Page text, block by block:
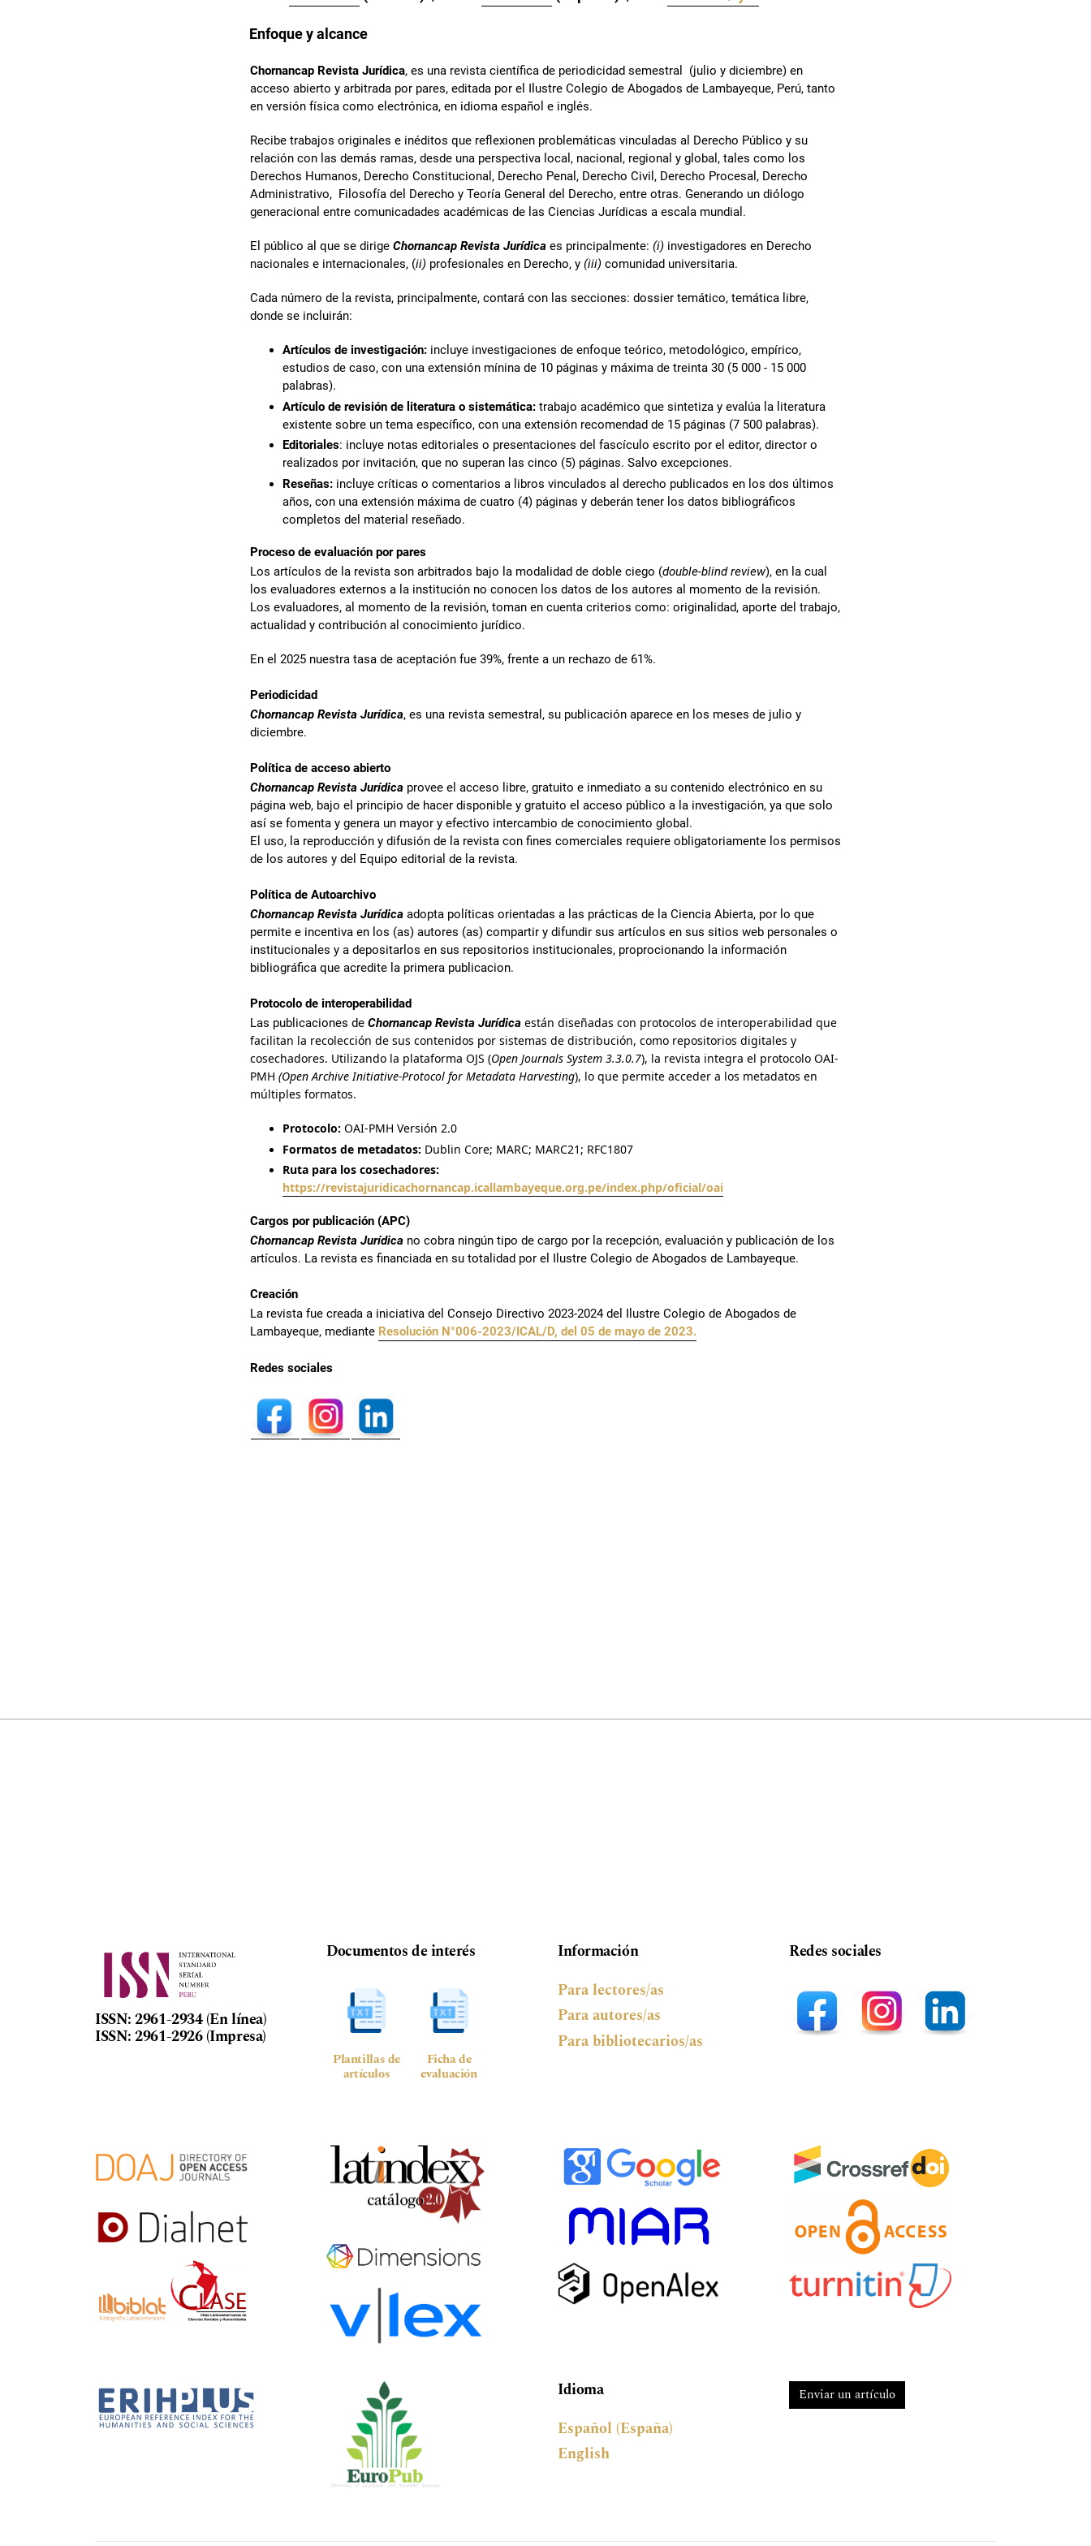
Enfoque y alcance
Chornancap Revista Jurídica, es una revista científica de periodicidad semestral (julio y diciembre) en
acceso abierto y arbitrada por pares, editada por el Ilustre Colegio de Abogados de Lambayeque, Perú, tanto
en versión física como electrónica, en idioma español e inglés.
Recibe trabajos originales e inéditos que reflexionen problemáticas vinculadas al Derecho Público y su
relación con las demás ramas, desde una perspectiva local, nacional, regional y global, tales como los
Derechos Humanos, Derecho Constitucional, Derecho Penal, Derecho Civil, Derecho Procesal, Derecho
Administrativo, Filosofía del Derecho y Teoría General del Derecho, entre otras. Generando un diólogo
generacional entre comunicadades académicas de las Ciencias Jurídicas a escala mundial.
El público al que se dirige Chornancap Revista Jurídica es principalmente: (i) investigadores en Derecho
nacionales e internacionales, (ii) profesionales en Derecho, y (iii) comunidad universitaria.
Cada número de la revista, principalmente, contará con las secciones: dossier temático, temática libre,
donde se incluirán:
Artículos de investigación: incluye investigaciones de enfoque teórico, metodológico, empírico,
estudios de caso, con una extensión mínina de 10 páginas y máxima de treinta 30 (5 000 - 15 000
palabras).
Artículo de revisión de literatura o sistemática: trabajo académico que sintetiza y evalúa la literatura
existente sobre un tema específico, con una extensión recomendad de 15 páginas (7 500 palabras).
Editoriales: incluye notas editoriales o presentaciones del fascículo escrito por el editor, director o
realizados por invitación, que no superan las cinco (5) páginas. Salvo excepciones.
Reseñas: incluye críticas o comentarios a libros vinculados al derecho publicados en los dos últimos
años, con una extensión máxima de cuatro (4) páginas y deberán tener los datos bibliográficos
completos del material reseñado.
Proceso de evaluación por pares
Los artículos de la revista son arbitrados bajo la modalidad de doble ciego (double-blind review), en la cual
los evaluadores externos a la institución no conocen los datos de los autores al momento de la revisión.
Los evaluadores, al momento de la revisión, toman en cuenta criterios como: originalidad, aporte del trabajo,
actualidad y contribución al conocimiento jurídico.
En el 2025 nuestra tasa de aceptación fue 39%, frente a un rechazo de 61%.
Periodicidad
Chornancap Revista Jurídica, es una revista semestral, su publicación aparece en los meses de julio y
diciembre.
Política de acceso abierto
Chornancap Revista Jurídica provee el acceso libre, gratuito e inmediato a su contenido electrónico en su
página web, bajo el principio de hacer disponible y gratuito el acceso público a la investigación, ya que solo
así se fomenta y genera un mayor y efectivo intercambio de conocimiento global.
El uso, la reproducción y difusión de la revista con fines comerciales requiere obligatoriamente los permisos
de los autores y del Equipo editorial de la revista.
Política de Autoarchivo
Chornancap Revista Jurídica adopta políticas orientadas a las prácticas de la Ciencia Abierta, por lo que
permite e incentiva en los (as) autores (as) compartir y difundir sus artículos en sus sitios web personales o
institucionales y a depositarlos en sus repositorios institucionales, proprocionando la información
bibliográfica que acredite la primera publicacion.
Protocolo de interoperabilidad
Las publicaciones de Chornancap Revista Jurídica están diseñadas con protocolos de interoperabilidad que
facilitan la recolección de sus contenidos por sistemas de distribución, como repositorios digitales y
cosechadores. Utilizando la plataforma OJS (Open Journals System 3.3.0.7), la revista integra el protocolo OAI-
PMH (Open Archive Initiative-Protocol for Metadata Harvesting), lo que permite acceder a los metadatos en
múltiples formatos.
Protocolo: OAI-PMH Versión 2.0
Formatos de metadatos: Dublin Core; MARC; MARC21; RFC1807
Ruta para los cosechadores:
https://revistajuridicachornancap.icallambayeque.org.pe/index.php/oficial/oai
Cargos por publicación (APC)
Chornancap Revista Jurídica no cobra ningún tipo de cargo por la recepción, evaluación y publicación de los
artículos. La revista es financiada en su totalidad por el Ilustre Colegio de Abogados de Lambayeque.
Creación
La revista fue creada a iniciativa del Consejo Directivo 2023-2024 del Ilustre Colegio de Abogados de
Lambayeque, mediante Resolución N°006-2023/ICAL/D, del 05 de mayo de 2023.
Redes sociales
ISSN: 2961-2934 (En línea)
ISSN: 2961-2926 (Impresa)
Documentos de interés
Plantillas de
artículos
Ficha de
evaluación
Información
Para lectores/as
Para autores/as
Para bibliotecarios/as
Redes sociales
Idioma
Español (España)
English
Enviar un artículo